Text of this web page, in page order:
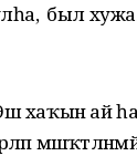
ә был
хаҡын ай